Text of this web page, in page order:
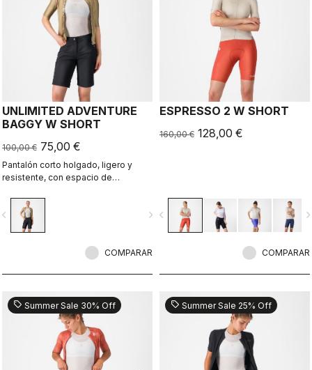
UNLIMITED ADVENTURE
BAGGY W SHORT
100,00 € 75,00 €
Pantalón corto holgado, ligero y
resistente, con espacio de
todas tus salidas de aventura.
navigate_next
COMPARAR
ESPRESSO 2 W SHORT
160,00 € 128,00 €
navigate_before
COMPARAR
sell Summer Sale 30% Off sell Summer Sale 25% Off